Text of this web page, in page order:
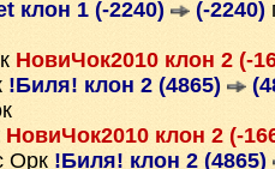
клон 1 (-2240) (-2240)
НовиЧок2010 клон 2 (-
!Биля! клон 2 (4865)
НовиЧок2010 клон 2 (-
Орк !Биля! клон 2 (4865)